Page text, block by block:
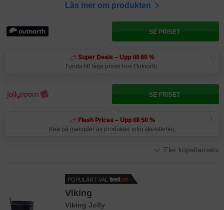
Läs mer om produkten
SE PRISET
i
Super Deals – Upp till 60 %
Fynda till låga priser hos Outnorth.
SE PRISET
i
Flash Prices – Upp till 50 %
Rea på mängder av produkter inför skolstarten.
Fler köpalternativ
POPULÄRT VAL
Viking
Viking Jolly